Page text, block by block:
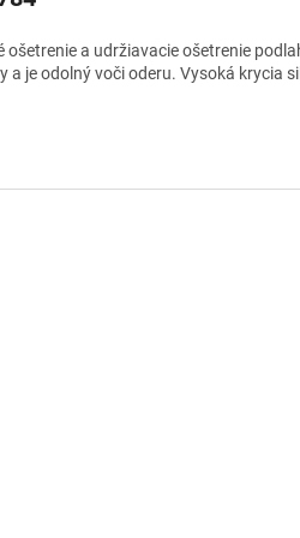
a udržiavacie ošetrenie
je odolný voči oderu. Vysoká krycia